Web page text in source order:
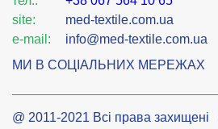
site:
med-textile.com.ua
e-mail:
info@med-textile.com.ua
МИ В СОЦІАЛЬНИХ МЕРЕЖАХ
@ 2011-2021 Всі права захищені